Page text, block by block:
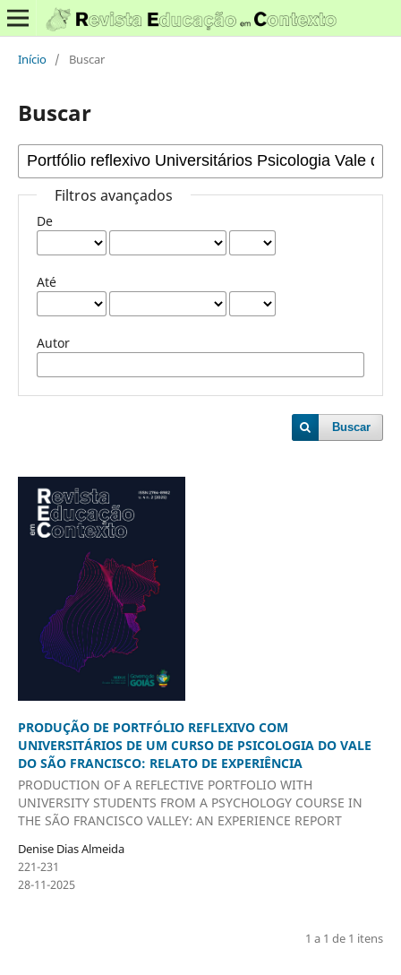
Início / Buscar
Buscar
Filtros avançados
De
Até
Autor
Buscar
PRODUÇÃO DE PORTFÓLIO REFLEXIVO COM
UNIVERSITÁRIOS DE UM CURSO DE PSICOLOGIA DO VALE
DO SÃO FRANCISCO: RELATO DE EXPERIÊNCIA
PRODUCTION OF A REFLECTIVE PORTFOLIO WITH
UNIVERSITY STUDENTS FROM A PSYCHOLOGY COURSE IN
THE SÃO FRANCISCO VALLEY: AN EXPERIENCE REPORT
Denise Dias Almeida
221-231
28-11-2025
1 a 1 de 1 itens